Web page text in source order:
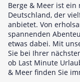
Foto, Druck & Büro
Gaming &
Garten, Haushalt
Gesundheit &
Hotels &
Berge & Meer ist
Deutschland, der
anbietet. Von
spannenden
etwas dabei. Mit
Sie bei Ihrer
ob Last Minute
& Meer finden Sie